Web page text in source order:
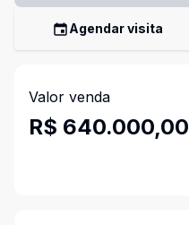
Agendar visita
Valor venda
R$ 640.000,00